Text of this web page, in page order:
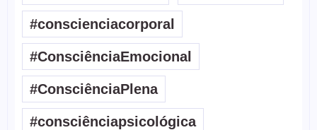
#conscienciacorporal
#ConsciênciaEmocional
#ConsciênciaPlena
#consciênciapsicológica